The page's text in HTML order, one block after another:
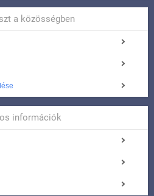
a közösségben
információk